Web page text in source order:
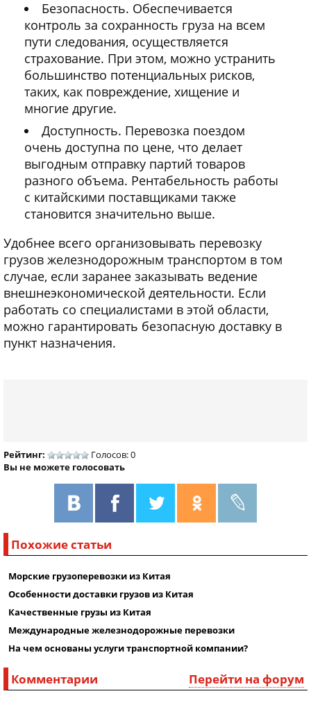
Безопасность. Обеспечивается
контроль за сохранность груза на всем
пути следования, осуществляется
страхование. При этом, можно устранить
большинство потенциальных рисков,
таких, как повреждение, хищение и
многие другие.
Доступность. Перевозка поездом
очень доступна по цене, что делает
выгодным отправку партий товаров
разного объема. Рентабельность работы
с китайскими поставщиками также
становится значительно выше.
Удобнее всего организовывать перевозку
грузов железнодорожным транспортом в том
случае, если заранее заказывать ведение
внешнеэкономической деятельности. Если
работать со специалистами в этой области,
можно гарантировать безопасную доставку в
пункт назначения.
Рейтинг:
Голосов: 0
Вы не можете голосовать
Похожие статьи
Морские грузоперевозки из Китая
Особенности доставки грузов из Китая
Качественные грузы из Китая
Международные железнодорожные перевозки
На чем основаны услуги транспортной компании?
Перейти на форум
Комментарии